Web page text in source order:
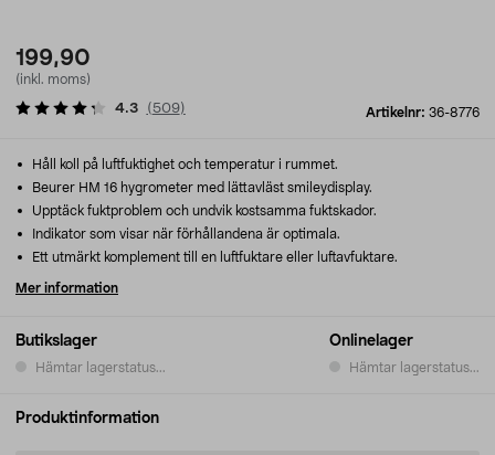
199,90
(inkl. moms)
Artikelnr: 36-8776
4.3 ( 509)
Butikslager
Hämtar lagerstatus...
Onlinelager
Hämtar lagerstatus...
Håll koll på luftfuktighet och temperatur i rummet.
Beurer HM 16 hygrometer med lättavläst smileydisplay.
Upptäck fuktproblem och undvik kostsamma fuktskador.
Indikator som visar när förhållandena är optimala.
Ett utmärkt komplement till en luftfuktare eller luftavfuktare.
Mer information
Produktinformation